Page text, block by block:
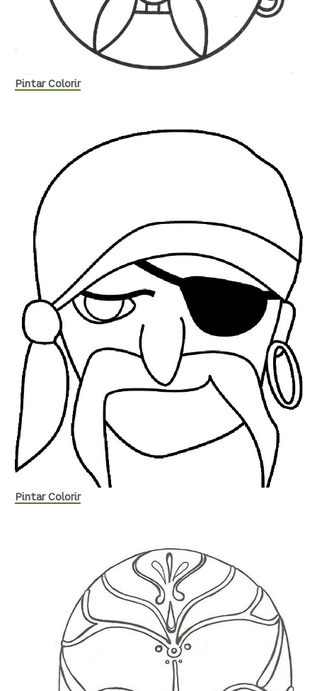
Pintar Colorir
Pintar Colorir